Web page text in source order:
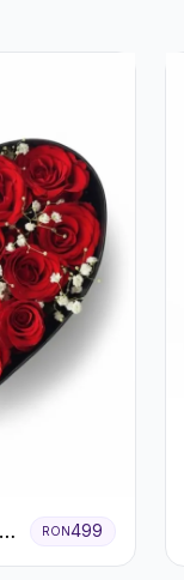
RON499